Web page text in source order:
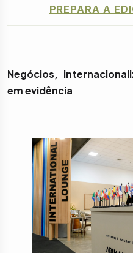
PREPARA A
Negócios,
em evidência